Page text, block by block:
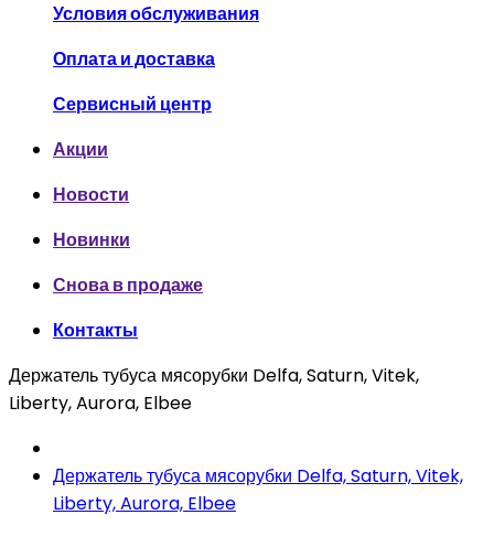
Условия обслуживания
Оплата и доставка
Сервисный центр
Акции
Новости
Новинки
Снова в продаже
Контакты
Держатель тубуса мясорубки Delfa, Saturn, Vitek,
Liberty, Aurora, Elbee
Держатель тубуса мясорубки Delfa, Saturn, Vitek,
Liberty, Aurora, Elbee